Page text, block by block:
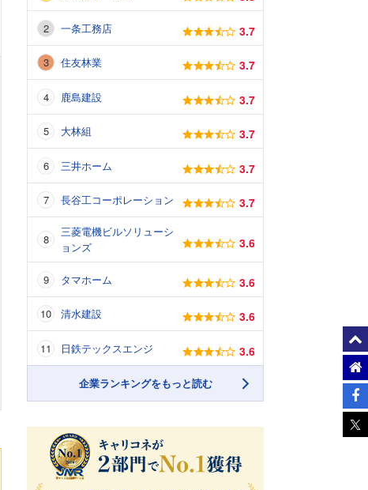
一条工務店 3.7
住友林業 3.7
鹿島建設 3.7
大林組 3.7
三井ホーム 3.7
長谷工コーポレーション 3.7
三菱電機ビルソリューシ
ョンズ
3.6
タマホーム 3.6
清水建設 3.6
日鉄テックスエンジ 3.6
企業ランキングをもっと読む